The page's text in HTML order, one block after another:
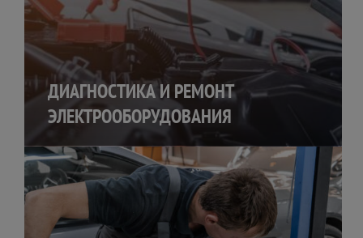
ДИАГНОСТИКА И РЕМОНТ
ЭЛЕКТРООБОРУДОВАНИЯ